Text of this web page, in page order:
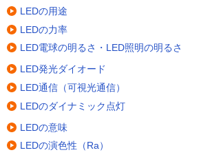
LEDの用途
LEDの力率
LED電球の明るさ・LED照明の明るさ
LED発光ダイオード
LED通信（可視光通信）
LEDのダイナミック点灯
LEDの意味
LEDの演色性（Ra）